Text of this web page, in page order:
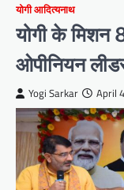
योगी आदित्यनाथ
योगी के मिशन
ओपीनियन
Yogi Sarkar April